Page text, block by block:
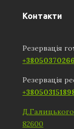
Контакти
Резервація
Резервація
82600